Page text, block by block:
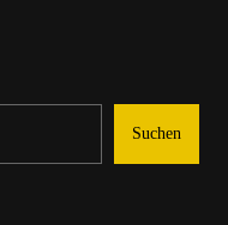
Suchen